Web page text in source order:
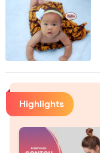
Highlights